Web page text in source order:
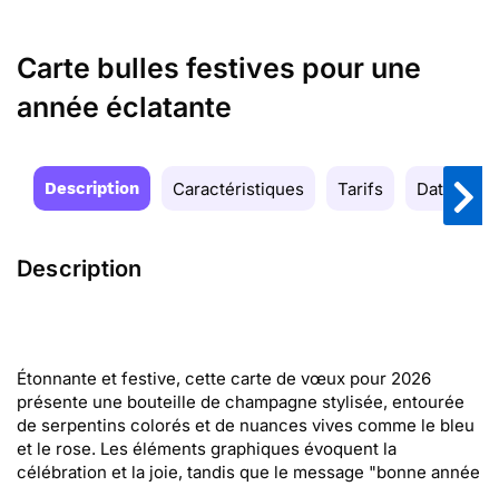
Carte bulles festives pour une
année éclatante
Description Caractéristiques Tarifs Date de
Description
Étonnante et festive, cette carte de vœux pour 2026
présente une bouteille de champagne stylisée, entourée
de serpentins colorés et de nuances vives comme le bleu
et le rose. Les éléments graphiques évoquent la
célébration et la joie, tandis que le message "bonne année